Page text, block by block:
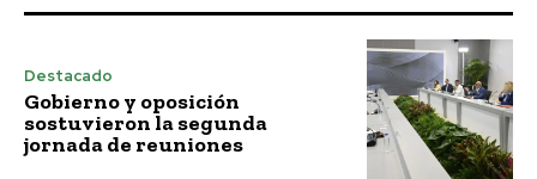
Destacado
Gobierno y oposición
sostuvieron la segunda
jornada de reuniones